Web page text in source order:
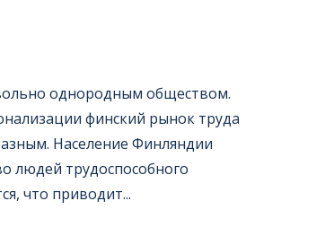
однородным обществом.
финский рынок труда
Население Финляндии
людей трудоспособного
что приводит...